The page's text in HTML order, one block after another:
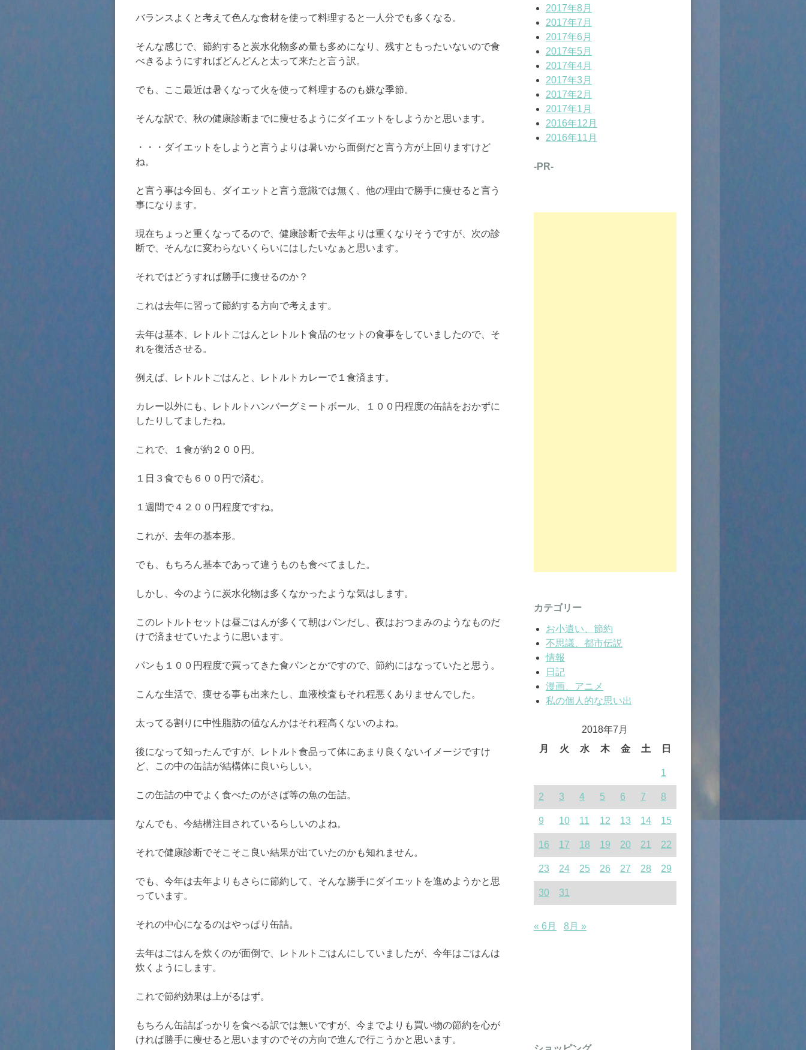
バランスよくと考えて色んな食材を使って料理すると一人分でも多くなる。
そんな感じで、節約すると炭水化物多め量も多めになり、残すともったいないので食
べきるようにすればどんどんと太って来たと言う訳。
でも、ここ最近は暑くなって火を使って料理するのも嫌な季節。
そんな訳で、秋の健康診断までに痩せるようにダイエットをしようかと思います。
・・・ダイエットをしようと言うよりは暑いから面倒だと言う方が上回りますけど
ね。
と言う事は今回も、ダイエットと言う意識では無く、他の理由で勝手に痩せると言う
事になります。
現在ちょっと重くなってるので、健康診断で去年よりは重くなりそうですが、次の診
断で、そんなに変わらないくらいにはしたいなぁと思います。
それではどうすれば勝手に痩せるのか？
これは去年に習って節約する方向で考えます。
去年は基本、レトルトごはんとレトルト食品のセットの食事をしていましたので、そ
れを復活させる。
例えば、レトルトごはんと、レトルトカレーで１食済ます。
カレー以外にも、レトルトハンバーグミートボール、１００円程度の缶詰をおかずに
したりしてましたね。
これで、１食が約２００円。
１日３食でも６００円で済む。
１週間で４２００円程度ですね。
これが、去年の基本形。
でも、もちろん基本であって違うものも食べてました。
しかし、今のように炭水化物は多くなかったような気はします。
このレトルトセットは昼ごはんが多くて朝はパンだし、夜はおつまみのようなものだ
けで済ませていたように思います。
パンも１００円程度で買ってきた食パンとかですので、節約にはなっていたと思う。
こんな生活で、痩せる事も出来たし、血液検査もそれ程悪くありませんでした。
太ってる割りに中性脂肪の値なんかはそれ程高くないのよね。
後になって知ったんですが、レトルト食品って体にあまり良くないイメージですけ
ど、この中の缶詰が結構体に良いらしい。
この缶詰の中でよく食べたのがさば等の魚の缶詰。
なんでも、今結構注目されているらしいのよね。
それで健康診断でそこそこ良い結果が出ていたのかも知れません。
でも、今年は去年よりもさらに節約して、そんな勝手にダイエットを進めようかと思
っています。
それの中心になるのはやっぱり缶詰。
去年はごはんを炊くのが面倒で、レトルトごはんにしていましたが、今年はごはんは
炊くようにします。
これで節約効果は上がるはず。
もちろん缶詰ばっかりを食べる訳では無いですが、今までよりも買い物の節約を心が
ければ勝手に痩せると思いますのでその方向で進んで行こうかと思います。
2017年8月
2017年7月
2017年6月
2017年5月
2017年4月
2017年3月
2017年2月
2017年1月
2016年12月
2016年11月
-PR-
カテゴリー
お小遣い、節約
不思議、都市伝説
情報
日記
漫画、アニメ
私の個人的な思い出
2018年7月
月
火 水 木 金 土 日
1
2 3 4 5 6 7 8
9 10 11 12 13 14 15
16 17 18 19 20 21 22
23 24 25 26 27 28 29
30 31
« 6月 8月 »